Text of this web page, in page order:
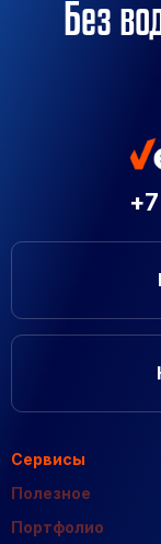
Без
Сервисы
Полезное
Портфолио